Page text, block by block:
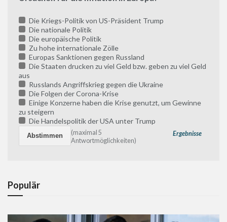
Die Kriegs-Politik von US-Präsident Trump
Die nationale Politik
Die europäische Politik
Zu hohe internationale Zölle
Europas Sanktionen gegen Russland
Die Staaten drucken zu viel Geld bzw. geben zu viel Geld
aus
Russlands Angriffskrieg gegen die Ukraine
Die Folgen der Corona-Krise
Einige Konzerne haben die Krise genutzt, um Gewinne
zu steigern
Die Handelspolitik der USA unter Trump
Ergebnisse
(maximal 5
Antwortmöglichkeiten)
Populär